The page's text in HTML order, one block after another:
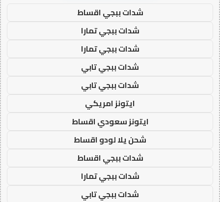
شدات ببجي اقساط
شدات ببجي تمارا
شدات ببجي تمارا
شدات ببجي تابي
شدات ببجي تابي
ايتونز امريكي
ايتونز سعودي اقساط
شحن يلا لودو اقساط
شدات ببجي اقساط
شدات ببجي تمارا
شدات ببجي تابي